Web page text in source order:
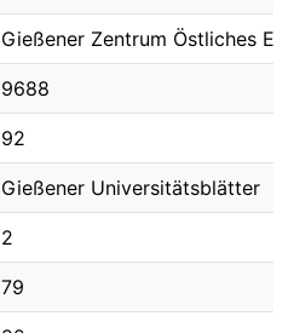
Gießener Zentrum Östliches
9688
92
Gießener Universitätsblätter
2
79